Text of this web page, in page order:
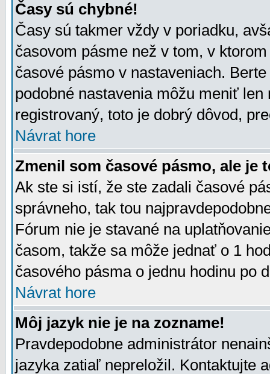
Časy sú chybné!
Časy sú takmer vždy v poriadku,
časovom pásme než v tom, v
časové pásmo v nastaveniach.
podobné nastavenia môžu meniť
registrovaný, toto je dobrý dôvod,
Návrat hore
Zmenil som časové pásmo, ale je
Ak ste si istí, že ste zadali časové
správneho, tak tou
Fórum nie je stavané na
časom, takže sa môže jednať o 1
časového pásma o jednu hodinu po
Návrat hore
Môj jazyk nie je na zozname!
Pravdepodobne administrátor
jazyka zatiaľ nepreložil. Kontaktujte